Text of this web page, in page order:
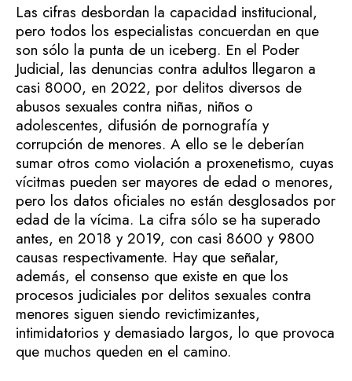
Las cifras desbordan la capacidad institucional,
pero todos los especialistas concuerdan en que
son sólo la punta de un iceberg. En el Poder
Judicial, las denuncias contra adultos llegaron a
casi 8000, en 2022, por delitos diversos de
abusos sexuales contra niñas, niños o
adolescentes, difusión de pornografía y
corrupción de menores. A ello se le deberían
sumar otros como violación a proxenetismo, cuyas
vícitmas pueden ser mayores de edad o menores,
pero los datos oficiales no están desglosados por
edad de la vícima. La cifra sólo se ha superado
antes, en 2018 y 2019, con casi 8600 y 9800
causas respectivamente. Hay que señalar,
además, el consenso que existe en que los
procesos judiciales por delitos sexuales contra
menores siguen siendo revictimizantes,
intimidatorios y demasiado largos, lo que provoca
que muchos queden en el camino.